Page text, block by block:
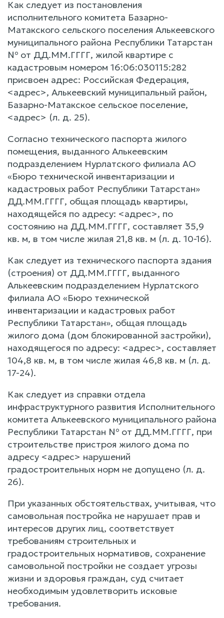
Как следует из постановления
исполнительного комитета Базарно-
Матакского сельского поселения Алькеевского
муниципального района Республики Татарстан
№ от ДД.ММ.ГГГГ, жилой квартире с
кадастровым номером 16:06:030115:282
присвоен адрес: Российская Федерация,
<адрес>, Алькеевский муниципальный район,
Базарно-Матакское сельское поселение,
<адрес> (л. д. 25).
Согласно технического паспорта жилого
помещения, выданного Алькеевским
подразделением Нурлатского филиала АО
«Бюро технической инвентаризации и
кадастровых работ Республики Татарстан»
ДД.ММ.ГГГГ, общая площадь квартиры,
находящейся по адресу: <адрес>, по
состоянию на ДД.ММ.ГГГГ, составляет 35,9
кв. м, в том числе жилая 21,8 кв. м (л. д. 10-16).
Как следует из технического паспорта здания
(строения) от ДД.ММ.ГГГГ, выданного
Алькеевским подразделением Нурлатского
филиала АО «Бюро технической
инвентаризации и кадастровых работ
Республики Татарстан», общая площадь
жилого дома (дом блокированной застройки),
находящегося по адресу: <адрес>, составляет
104,8 кв. м, в том числе жилая 46,8 кв. м (л. д.
17-24).
Как следует из справки отдела
инфраструктурного развития Исполнительного
комитета Алькеевского муниципального района
Республики Татарстан № от ДД.ММ.ГГГГ, при
строительстве пристроя жилого дома по
адресу <адрес> нарушений
градостроительных норм не допущено (л. д.
26).
При указанных обстоятельствах, учитывая, что
самовольная постройка не нарушает прав и
интересов других лиц, соответствует
требованиям строительных и
градостроительных нормативов, сохранение
самовольной постройки не создает угрозы
жизни и здоровья граждан, суд считает
необходимым удовлетворить исковые
требования.